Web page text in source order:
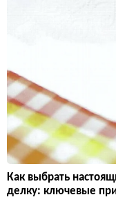
Как выбрать
делку: ключевые